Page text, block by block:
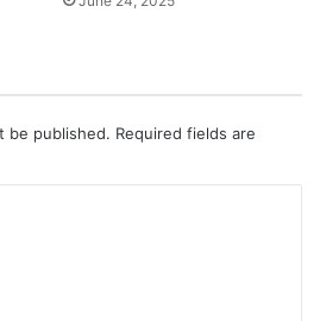
be published. Required fields are